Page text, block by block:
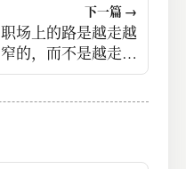
下一篇 →
职场上的路是越走越
窄的，而不是越走越
宽。